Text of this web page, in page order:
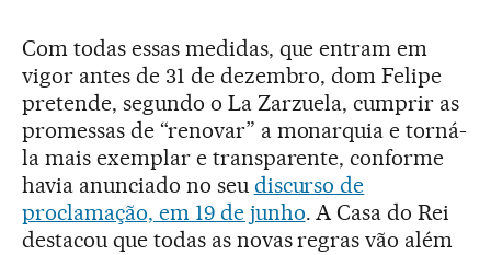
Com todas essas medidas, que entram em
vigor antes de 31 de dezembro, dom Felipe
pretende, segundo o La Zarzuela, cumprir as
promessas de “renovar” a monarquia e torná-
la mais exemplar e transparente, conforme
havia anunciado no seu discurso de
proclamação, em 19 de junho. A Casa do Rei
destacou que todas as novas regras vão além